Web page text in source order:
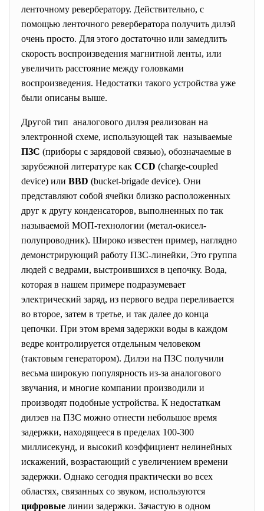
ленточному ревербератору. Действительно, с
помощью ленточного ревербератора получить дилэй
очень просто. Для этого достаточно или замедлить
скорость воспроизведения магнитной ленты, или
увеличить расстояние между головками
воспроизведения. Недостатки такого устройства уже
были описаны выше.
Другой тип аналогового дилэя реализован на
электронной схеме, использующей так называемые
ПЗС (приборы с зарядовой связью), обозначаемые в
зарубежной литературе как CCD (charge-coupled
device) или BBD (bucket-brigade device). Они
представляют собой ячейки близко расположенных
друг к другу конденсаторов, выполненных по так
называемой МОП-технологии (метал-окисел-
полупроводник). Широко известен пример, наглядно
демонстрирующий работу ПЗС-линейки, Это группа
людей с ведрами, выстроившихся в цепочку. Вода,
которая в нашем примере подразумевает
электрический заряд, из первого ведра переливается
во второе, затем в третье, и так далее до конца
цепочки. При этом время задержки воды в каждом
ведре контролируется отдельным человеком
(тактовым генератором). Дилэи на ПЗС получили
весьма широкую популярность из-за аналогового
звучания, и многие компании производили и
производят подобные устройства. К недостаткам
дилэев на ПЗС можно отнести небольшое время
задержки, находящееся в пределах 100-300
миллисекунд, и высокий коэффициент нелинейных
искажений, возрастающий с увеличением времени
задержки. Однако сегодня практически во всех
областях, связанных со звуком, используются
цифровые линии задержки. Зачастую в одном